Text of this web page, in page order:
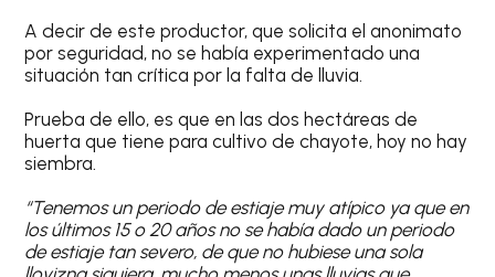
A decir de este productor, que solicita el anonimato
por seguridad, no se había experimentado una
situación tan crítica por la falta de lluvia.
Prueba de ello, es que en las dos hectáreas de
huerta que tiene para cultivo de chayote, hoy no hay
siembra.
“Tenemos un periodo de estiaje muy atípico ya que en
los últimos 15 o 20 años no se había dado un periodo
de estiaje tan severo, de que no hubiese una sola